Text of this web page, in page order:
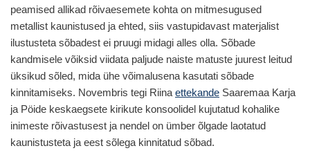
peamised allikad rõivaesemete kohta on mitmesugused
metallist kaunistused ja ehted, siis vastupidavast materjalist
ilustusteta sõbadest ei pruugi midagi alles olla. Sõbade
kandmisele võiksid viidata paljude naiste matuste juurest leitud
üksikud sõled, mida ühe võimalusena kasutati sõbade
kinnitamiseks. Novembris tegi Riina ettekande Saaremaa Karja
ja Pöide keskaegsete kirikute konsoolidel kujutatud kohalike
inimeste rõivastusest ja nendel on ümber õlgade laotatud
kaunistusteta ja eest sõlega kinnitatud sõbad.